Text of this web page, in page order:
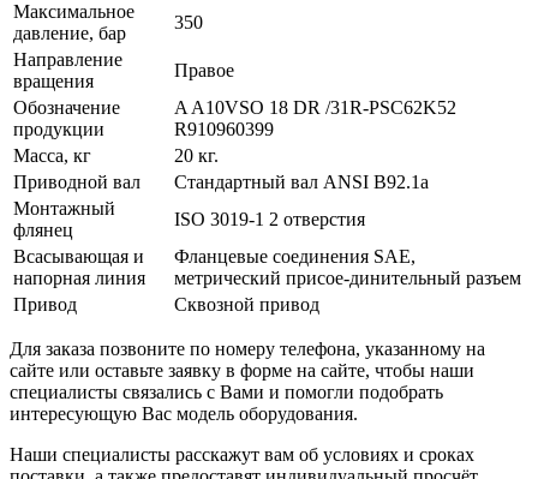
Максимальное
давление, бар
350
Направление
вращения
Правое
Обозначение
продукции
A A10VSO 18 DR /31R-PSC62K52
R910960399
Масса, кг
20 кг.
Приводной вал
Стандартный вал ANSI B92.1a
Монтажный
флянец
ISO 3019-1 2 отверстия
Всасывающая и
напорная линия
Фланцевые соединения SAE,
метрический присое-динительный разъем
Привод
Сквозной привод
Для заказа позвоните по номеру телефона, указанному на
сайте или оставьте заявку в форме на сайте, чтобы наши
специалисты связались с Вами и помогли подобрать
интересующую Вас модель оборудования.
Наши специалисты расскажут вам об условиях и сроках